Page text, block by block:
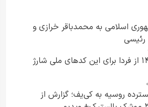
اسلامی به محمدباقر خرازی و
رئیسی
کالابرگ مرداد ۱۴۰۵ از فردا برای این کدهای ملی شارژ
روسیه به کی‌یف؛ گزارش از